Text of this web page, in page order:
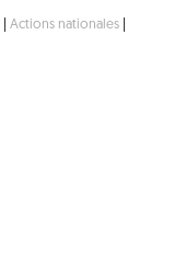
Actions nationales|